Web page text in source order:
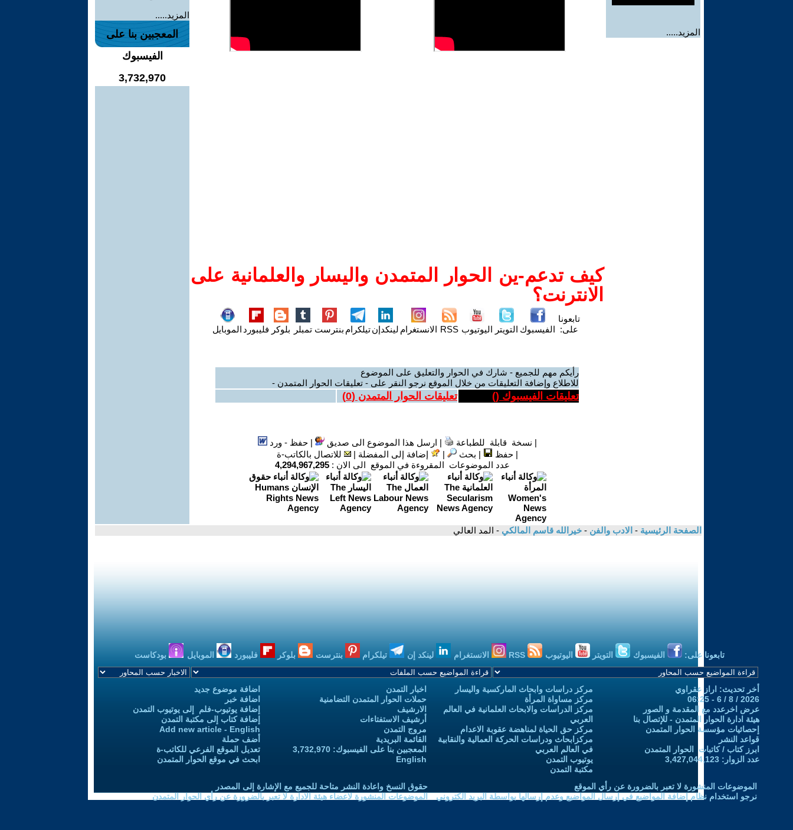
المزيد.....
كيف تدعم-ين الحوار المتمدن واليسار والعلمانية على
الانترنت؟
تابعونا
على: الفيسبوك التويتر اليوتيوب RSS الانستغرام لينكدإنتيلكرام بنترست تمبلر بلوكر فليبورد الموبايل
رأيكم مهم للجميع - شارك في الحوار والتعليق على الموضوع
للاطلاع وإضافة التعليقات من خلال الموقع نرجو النقر على - تعليقات الحوار المتمدن -
تعليقات الفيسبوك () تعليقات الحوار المتمدن (0
)
| نسخة قابلة للطباعة | ارسل هذا الموضوع الى صديق |حفظ - ورد
|حفظ | بحث | إضافة إلى المفضلة |
للاتصال بالكاتب-ة
عدد الموضوعات المقروءة في الموقع الى الان : 4,294,967,295
المزيد.....
المعجبين بنا على
الفيسبوك
3,732,970
الصفحة الرئيسية - الادب والفن - خيرالله قاسم المالكي - المد العالي
تابعونا على: الفيسبوك التويتر اليوتيوب الانستغرام لينكد إن تيلكرام بنترست بلوكر فليبورد الموبايل بودكاست
أخر تحديث: اراز عقراوي
2026 / 8 / 6 - 06:25
عرض اخرعدد مع المقدمة و الصور
هيئة ادارة الحوار المتمدن - للإتصال بنا
إحصائيات مؤسسة الحوار المتمدن
قواعد النشر
ابرز كتاب / كاتبات الحوار المتمدن
عدد الزوار: 3,427,044,123
مركز دراسات وابحاث الماركسية واليسار
مركز مساواة المرأة
مركز الدراسات والابحاث العلمانية في العالم
العربي
مركز حق الحياة لمناهضة عقوبة الاعدام
مركزابحاث ودراسات الحركة العمالية والنقابية
في العالم العربي
يوتيوب التمدن
مكتبة التمدن
اخبار التمدن
حملات الحوار المتمدن التضامنية
الارشيف
أرشيف الاستفتاءات
مروج التمدن
القائمة البريدية
المعجبين بنا على الفيسبوك: 3,732,970
English
اضافة موضوع جديد
اضافة خبر
إضافة يوتيوب-فلم إلى يوتيوب التمدن
إضافة كتاب إلى مكتبة التمدن
Add new article - English
أضف حملة
تعديل الموقع الفرعي للكاتب-ة
ابحث في موقع الحوار المتمدن
الموضوعات المنشورة لا تعبر بالضرورة عن رأي الموقع
نرجو استخدام نظام إضافة المواضيع في إرسال المواضيع وعدم إرسالها بواسطة البريد الكتروني
حقوق النسخ واعادة النشر متاحة للجميع مع الإشارة إلى المصدر
الموضوعات المنشورة لاعضاء هيئة الادارة لا تعبر بالضرورة عن رأي الحوار المتمدن